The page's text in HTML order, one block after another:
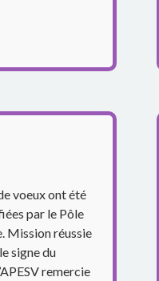
voeux ont été
par le Pôle
Mission réussie
signe du
remercie